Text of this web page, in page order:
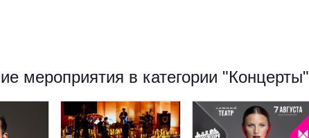
мероприятия в категории "Концерты"